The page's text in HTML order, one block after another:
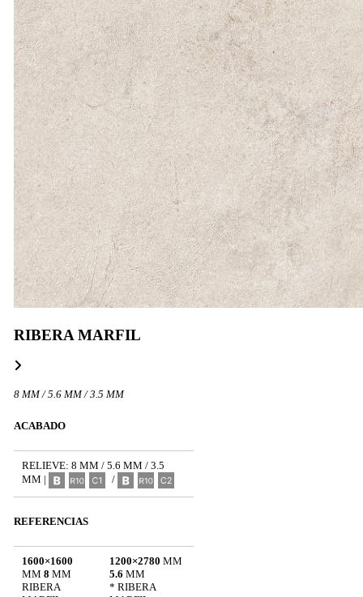
RIBERA MARFIL
8 MM / 5.6 MM / 3.5 MM
ACABADO
RELIEVE: 8 MM / 5.6 MM / 3.5
MM |
/
REFERENCIAS
1600×1600
MM 8 MM
RIBERA
1200×2780 MM
5.6 MM
* RIBERA